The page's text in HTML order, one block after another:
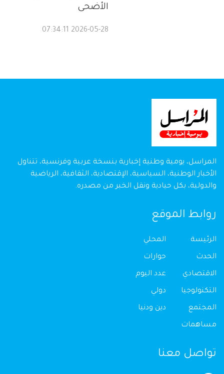
الأضحى
2026-05-28 07:34:11
المراسل، يومية وطنية إخبارية بنسخة عربية وفرنسية، تتناول
الأخبار الوطنية، السياسية، الإقتصادية، الثقافية، الرياضية
والدولية، بكل حيادية ونقل الخبر من مصدره.
روابط الموقع
الرئيسة
الحدث
الاقتصادي
التكنولوجيا
المجتمع
مساهمات
المحلي
حوارات
عدد اليوم
دولي
دين ودنيا
تواصل معنا